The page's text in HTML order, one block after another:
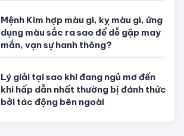
Con số may mắn hôm nay theo 12
con giáp, theo mệnh và cung hoàng